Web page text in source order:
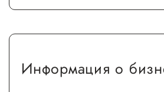
Каталог грантов
Сообщить о нарушении
Информация о